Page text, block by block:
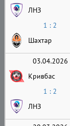
ЛНЗ
1 : 2
Шахтар
03.04.2026
Кривбас
1 : 2
ЛНЗ